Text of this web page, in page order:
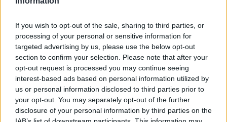
If you wish to opt-out of the sale, sharing to third parties, or
processing of your personal or sensitive information for
targeted advertising by us, please use the below opt-out
section to confirm your selection. Please note that after your
opt-out request is processed you may continue seeing
interest-based ads based on personal information utilized by
us or personal information disclosed to third parties prior to
your opt-out. You may separately opt-out of the further
disclosure of your personal information by third parties on the